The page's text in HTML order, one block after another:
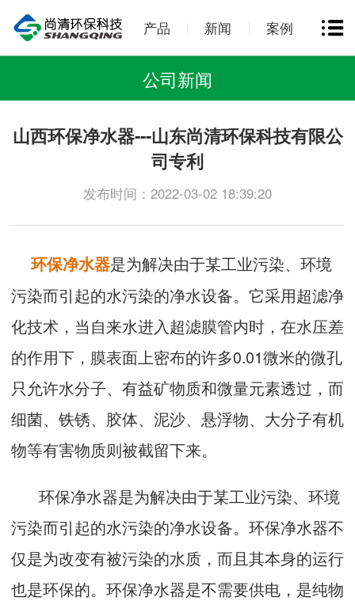
产品 新闻 案例
公司新闻
山西环保净水器---山东尚清环保科技有限公
司专利
发布时间：2022-03-02 18:39:20
环保净水器是为解决由于某工业污染、环境
污染而引起的水污染的净水设备。它采用超滤净
化技术，当自来水进入超滤膜管内时，在水压差
的作用下，膜表面上密布的许多0.01微米的微孔
只允许水分子、有益矿物质和微量元素透过，而
细菌、铁锈、胶体、泥沙、悬浮物、大分子有机
物等有害物质则被截留下来。
环保净水器是为解决由于某工业污染、环境
污染而引起的水污染的净水设备。环保净水器不
仅是为改变有被污染的水质，而且其本身的运行
也是环保的。环保净水器是不需要供电，是纯物